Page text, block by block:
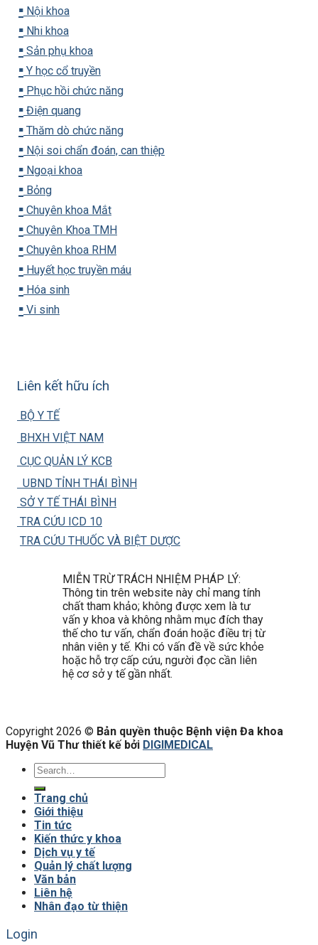
▪️ Nội khoa
▪️ Nhi khoa
▪️ Sản phụ khoa
▪️ Y học cổ truyền
▪️ Phục hồi chức năng
▪️ Điện quang
▪️ Thăm dò chức năng
▪️ Nội soi chẩn đoán, can thiệp
▪️ Ngoại khoa
▪️ Bỏng
▪️ Chuyên khoa Mắt
▪️ Chuyên Khoa TMH
▪️ Chuyên khoa RHM
▪️ Huyết học truyền máu
▪️ Hóa sinh
▪️ Vi sinh
Liên kết hữu ích
BỘ Y TẾ
BHXH VIỆT NAM
CỤC QUẢN LÝ KCB
UBND TỈNH THÁI BÌNH
SỞ Y TẾ THÁI BÌNH
TRA CỨU ICD 10
TRA CỨU THUỐC VÀ BIỆT DƯỢC
MIỄN TRỪ TRÁCH NHIỆM PHÁP LÝ:
Thông tin trên website này chỉ mang tính
chất tham khảo; không được xem là tư
vấn y khoa và không nhằm mục đích thay
thế cho tư vấn, chẩn đoán hoặc điều trị từ
nhân viên y tế. Khi có vấn đề về sức khỏe
hoặc hỗ trợ cấp cứu, người đọc cần liên
hệ cơ sở y tế gần nhất.
Copyright 2026 © Bản quyền thuộc Bệnh viện Đa khoa
Huyện Vũ Thư thiết kế bởi DIGIMEDICAL
Trang chủ
Giới thiệu
Tin tức
Kiến thức y khoa
Dịch vụ y tế
Quản lý chất lượng
Văn bản
Liên hệ
Nhân đạo từ thiện
Login